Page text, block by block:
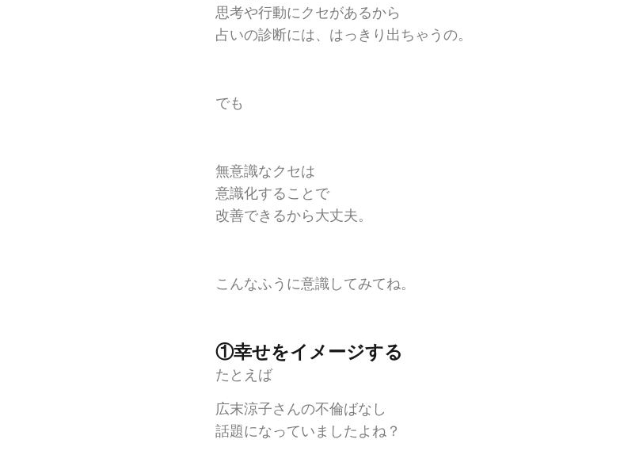
思考や行動にクセがあるから
占いの診断には、はっきり出ちゃうの。
でも
無意識なクセは
意識化することで
改善できるから大丈夫。
こんなふうに意識してみてね。
①幸せをイメージする
たとえば
広末涼子さんの不倫ばなし
話題になっていましたよね？